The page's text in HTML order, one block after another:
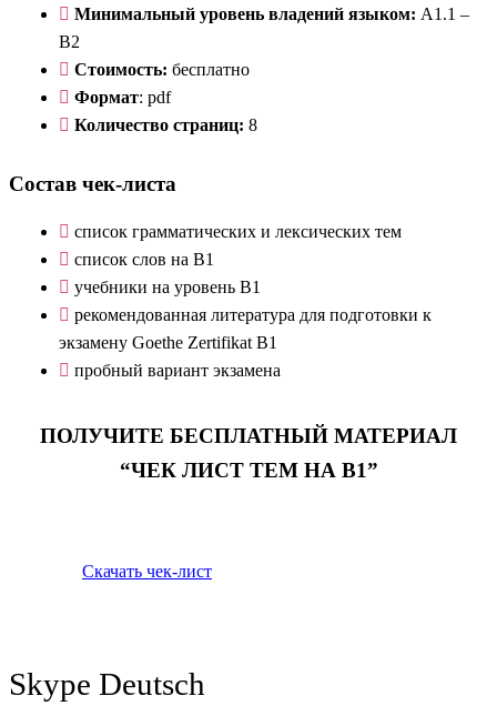
Минимальный уровень владений языком: A1.1 –
B2
Стоимость: бесплатно
Формат: pdf
Количество страниц: 8
Состав чек-листа
список грамматических и лексических тем
список слов на B1
учебники на уровень B1
рекомендованная литература для подготовки к
экзамену Goethe Zertifikat B1
пробный вариант экзамена
ПОЛУЧИТЕ БЕСПЛАТНЫЙ МАТЕРИАЛ
“ЧЕК ЛИСТ ТЕМ НА B1”
Скачать чек-лист
Skype Deutsch